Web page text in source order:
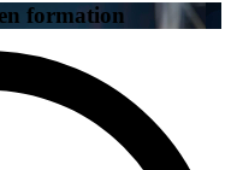
formation